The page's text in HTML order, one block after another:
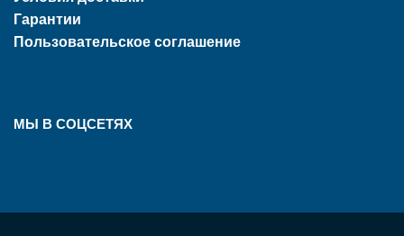
Гарантии
Пользовательское соглашение
МЫ В СОЦСЕТЯХ